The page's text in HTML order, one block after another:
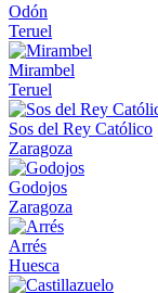
Odón
Teruel
Mirambel
Teruel
Sos del Rey Católico
Zaragoza
Godojos
Zaragoza
Arrés
Huesca